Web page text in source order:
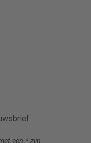
een * zijn